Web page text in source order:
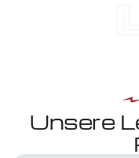
Unsere